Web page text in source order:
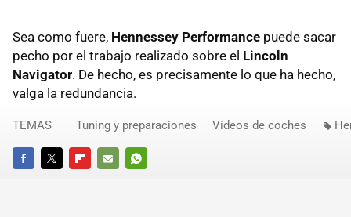
Sea como fuere, Hennessey Performance puede sacar
pecho por el trabajo realizado sobre el Lincoln
Navigator. De hecho, es precisamente lo que ha hecho,
valga la redundancia.
FACEBOOKTWITTERFLIPBOARD
E-
WHATSAPP
TEMAS Tuning y preparaciones Vídeos de coches